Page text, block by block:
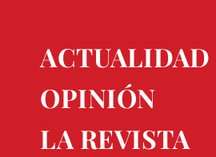
ACTUALIDAD
OPINIÓN
LA REVISTA